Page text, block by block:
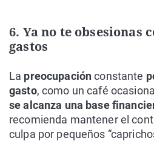
6. Ya no te obsesionas
gastos
La preocupaciónconstante
gasto, como un café
se alcanza una base
recomienda mantener el
culpa por pequeños